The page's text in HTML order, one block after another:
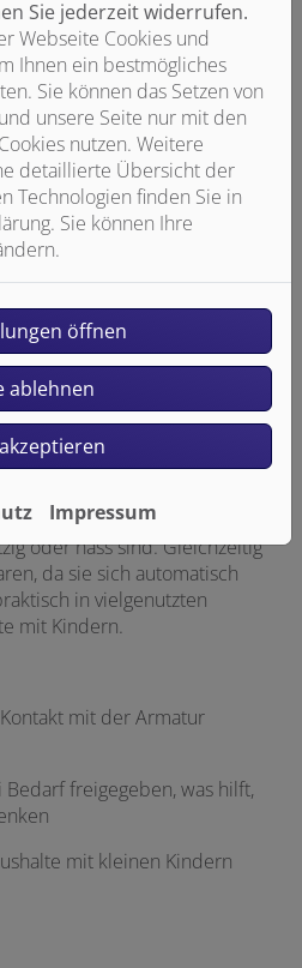
Hygienisch und
– perfekt beim Kochen,
oder nass sind. Gleichzeitig
da sie sich automatisch
in vielgenutzten
mit Kindern.
mit der Armatur
freigegeben, was hilft,
mit kleinen Kindern
Sie jederzeit widerrufen.
Webseite Cookies und
Ihnen ein bestmögliches
Sie können das Setzen von
unsere Seite nur mit den
nutzen. Weitere
detaillierte Übersicht der
Technologien finden Sie in
Sie können Ihre
öffnen
ablehnen
Impressum